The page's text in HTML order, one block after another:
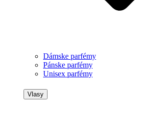
Dámske parfémy
Pánske parfémy
Unisex parfémy
Vlasy